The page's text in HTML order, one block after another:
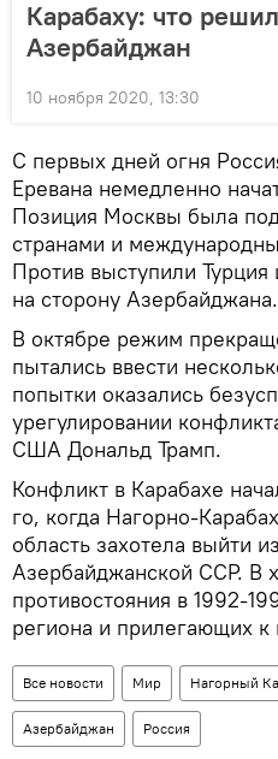
Карабаху: что
Азербайджан
10 ноября 2020, 13:30
С первых дней огня
Еревана немедленно
Позиция Москвы была
странами и
Против выступили
на сторону Азербайджана.
В октябре режим
пытались ввести
попытки оказались
урегулировании
США Дональд Трамп.
Конфликт в Карабахе
го, когда Нагорно-
область захотела выйти
Азербайджанской ССР. В
противостояния в 1992-
региона и прилегающих к
Все новости Мир Нагорный
Азербайджан Россия